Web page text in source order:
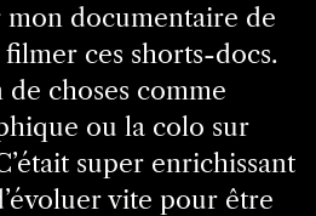
documentaire de
ces shorts-docs.
de choses comme
ou la colo sur
super enrichissant
vite pour être